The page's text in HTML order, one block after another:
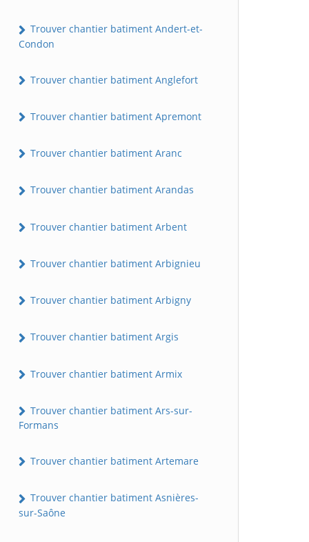
Trouver chantier batiment Andert-et-
Condon
Trouver chantier batiment Anglefort
Trouver chantier batiment Apremont
Trouver chantier batiment Aranc
Trouver chantier batiment Arandas
Trouver chantier batiment Arbent
Trouver chantier batiment Arbignieu
Trouver chantier batiment Arbigny
Trouver chantier batiment Argis
Trouver chantier batiment Armix
Trouver chantier batiment Ars-sur-
Formans
Trouver chantier batiment Artemare
Trouver chantier batiment Asnières-
sur-Saône